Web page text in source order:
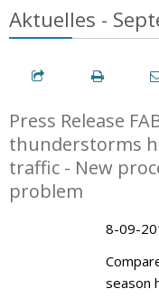
Aktuelles -
Press Release
thunderstorms
traffic - New
problem
8-09-
season